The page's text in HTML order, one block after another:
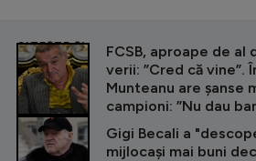
CITEȘTE ȘI
FCSB, aproape de al
verii: ”Cred că vine”.
Munteanu are șanse
campioni: ”Nu dau
Gigi Becali a
mijlocași mai buni